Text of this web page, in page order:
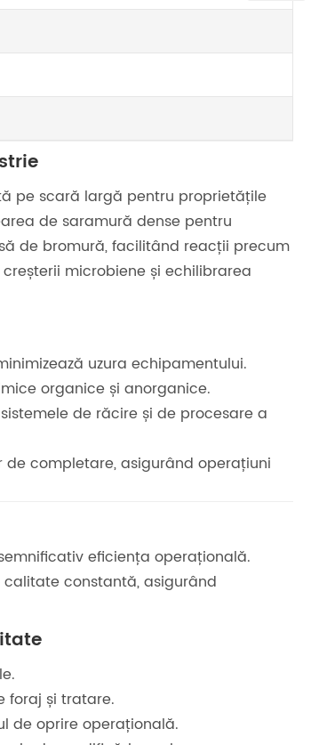
pe scară largă pentru proprietățile
de saramură dense pentru
de bromură, facilitând reacții precum
microbiene și echilibrarea
uzura echipamentului.
organice și anorganice.
de răcire și de procesare a
completare, asigurând operațiuni
eficiența operațională.
constantă, asigurând
foraj și tratare.
de oprire operațională.